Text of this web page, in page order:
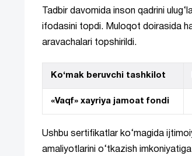
Tadbir davomida inson qadrini
ifodasini topdi. Muloqot doirasida
aravachalari topshirildi.
Ko‘mak beruvchi tashkilot
«Vaqf» xayriya jamoat fondi
Ushbu sertifikatlar ko‘magida
amaliyotlarini o‘tkazish